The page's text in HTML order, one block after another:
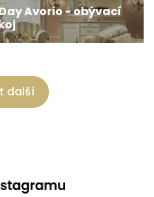
Avorio - obývací
další